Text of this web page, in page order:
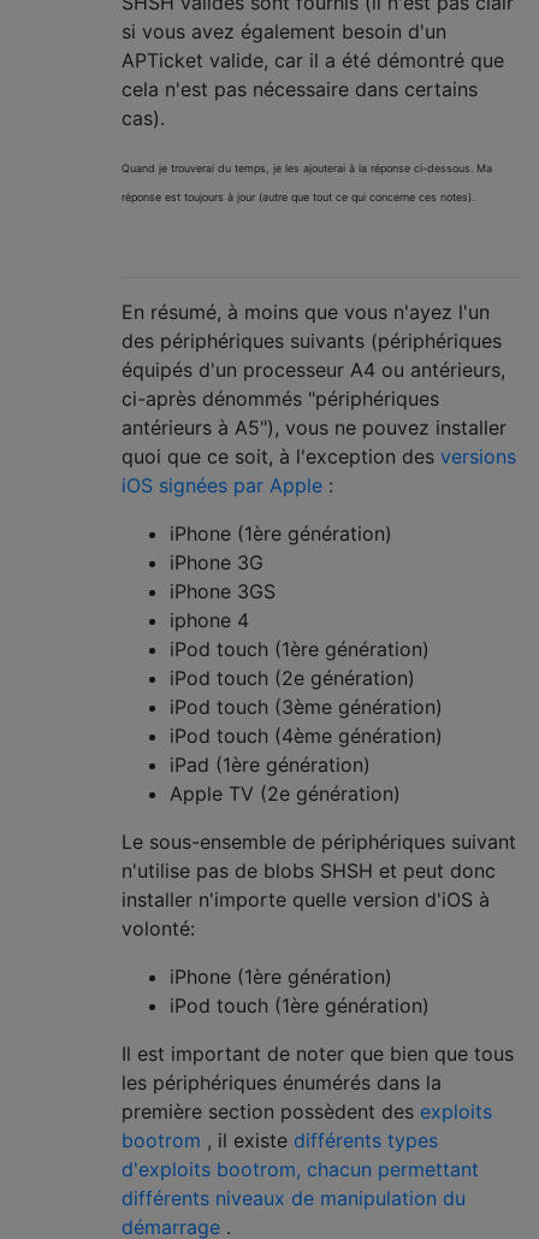
si vous avez également besoin d'un
APTicket valide, car il a été démontré que
cela n'est pas nécessaire dans certains
cas).
Quand je trouverai du temps, je les ajouterai à la réponse ci-dessous. Ma
réponse est toujours à jour (autre que tout ce qui concerne ces notes).
En résumé, à moins que vous n'ayez l'un
des périphériques suivants (périphériques
équipés d'un processeur A4 ou antérieurs,
ci-après dénommés "périphériques
antérieurs à A5"), vous ne pouvez installer
quoi que ce soit, à l'exception des versions
iOS signées par Apple :
iPhone (1ère génération)
iPhone 3G
iPhone 3GS
iphone 4
iPod touch (1ère génération)
iPod touch (2e génération)
iPod touch (3ème génération)
iPod touch (4ème génération)
iPad (1ère génération)
Apple TV (2e génération)
Le sous-ensemble de périphériques suivant
n'utilise pas de blobs SHSH et peut donc
installer n'importe quelle version d'iOS à
volonté:
iPhone (1ère génération)
iPod touch (1ère génération)
Il est important de noter que bien que tous
les périphériques énumérés dans la
première section possèdent des exploits
bootrom , il existe différents types
d'exploits bootrom, chacun permettant
différents niveaux de manipulation du
démarrage .